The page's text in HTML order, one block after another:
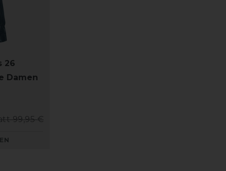
26
Damen
99,95 €